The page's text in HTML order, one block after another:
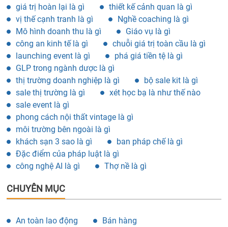
giá trị hoàn lại là gì
thiết kế cảnh quan là gì
vị thế cạnh tranh là gì
Nghề coaching là gì
Mô hình doanh thu là gì
Giáo vụ là gì
công an kinh tế là gì
chuỗi giá trị toàn cầu là gì
launching event là gì
phá giá tiền tệ là gì
GLP trong ngành dược là gì
thị trường doanh nghiệp là gì
bộ sale kit là gì
sale thị trường là gì
xét học bạ là như thế nào
sale event là gì
phong cách nội thất vintage là gì
môi trường bên ngoài là gì
khách sạn 3 sao là gì
ban pháp chế là gì
Đặc điểm của pháp luật là gì
công nghệ AI là gì
Thợ nề là gì
CHUYÊN MỤC
An toàn lao động
Bán hàng